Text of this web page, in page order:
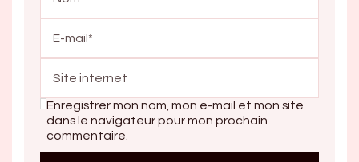
Enregistrer mon nom, mon e-mail et mon site
dans le navigateur pour mon prochain
commentaire.